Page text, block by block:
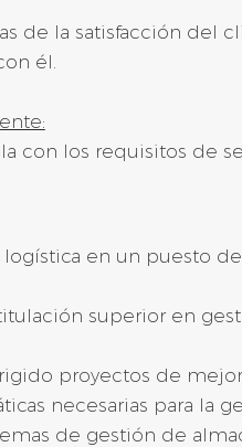
de la satisfacción del
él.
con los requisitos de
en un puesto
superior en
proyectos de
necesarias para la
de gestión de